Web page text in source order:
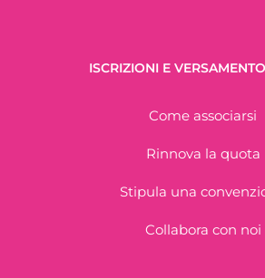
ISCRIZIONI E
Come associarsi
Rinnova la quota
Stipula una
Collabora con noi